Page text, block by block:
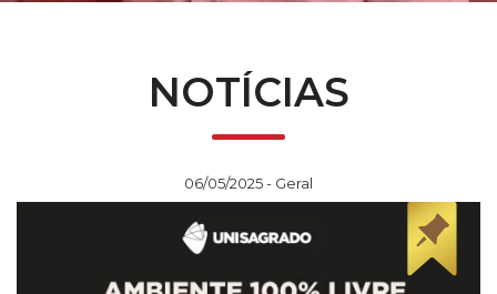
NOTÍCIAS
06/05/2025 - Geral